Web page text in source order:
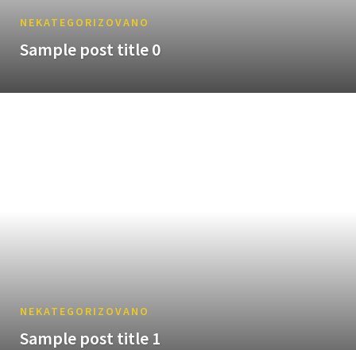
NEKATEGORIZOVANO
Sample post title 0
NEKATEGORIZOVANO
Sample post title 1